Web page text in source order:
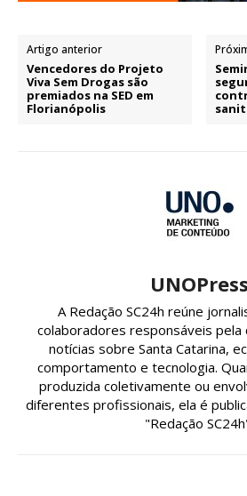
Artigo anterior
Vencedores do Projeto
Viva Sem Drogas são
premiados na SED em
Florianópolis
UNOPress
A Redação SC24h reúne
colaboradores responsáveis pela
notícias sobre Santa Catarina,
comportamento e tecnologia.
produzida coletivamente ou
diferentes profissionais, ela é
"Redação